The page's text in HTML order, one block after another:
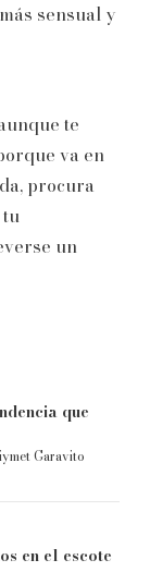
sensual y
te
va en
procura
un
que
Garavito
en el escote